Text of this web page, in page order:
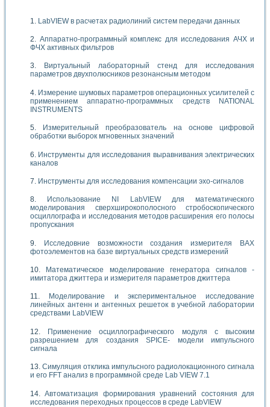
LabVIEW в расчетах радиолиний систем передачи данных
Аппаратно-программный комплекс для исследования АЧХ и
ФЧХ активных фильтров
Виртуальный лабораторный стенд для исследования
параметров двухполюсников резонансным методом
Измерение шумовых параметров операционных усилителей с
применением аппаратно-программных средств NATIONAL
INSTRUMENTS
Измерительный преобразователь на основе цифровой
обработки выборок мгновенных значений
Инструменты для исследования выравнивания электрических
каналов
Инструменты для исследования компенсации эхо-сигналов
Использование NI LabVIEW для математического
моделирования сверхширокополосного стробоскопического
осциллографа и исследования методов расширения его полосы
пропускания
Исследовние возможности создания измерителя ВАХ
фотоэлементов на базе виртуальных средств измерений
Математическое моделирование генератора сигналов -
имитатора джиттера и измерителя параметров джиттера
Моделирование и экспериментальное исследование
линейных антенн и антенных решеток в учебной лаборатории
средствами LabVIEW
Применение осциллографического модуля с высоким
разрешением для создания SPICE- модели импульсного
сигнала
Симуляция отклика импульсного радиолокационного сигнала
и его FFT анализ в программной среде Lab VIEW 7.1
Автоматизация формирования уравнений состояния для
исследования переходных процессов в среде LabVIEW